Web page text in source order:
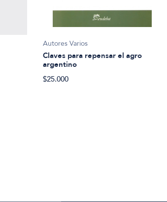
Autores Varios
Claves para repensar el agro
argentino
$25.000